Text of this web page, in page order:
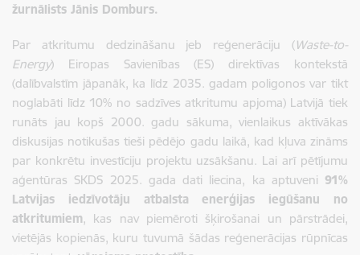
žurnālists Jānis Domburs.
Par atkritumu dedzināšanu jeb reģenerāciju (Waste-to-
Energy) Eiropas Savienības (ES) direktīvas kontekstā
(dalībvalstīm jāpanāk, ka līdz 2035. gadam poligonos var tikt
noglabāti līdz 10% no sadzīves atkritumu apjoma) Latvijā tiek
runāts jau kopš 2000. gadu sākuma, vienlaikus aktīvākas
diskusijas notikušas tieši pēdējo gadu laikā, kad kļuva zināms
par konkrētu investīciju projektu uzsākšanu. Lai arī pētījumu
aģentūras SKDS 2025. gada dati liecina, ka aptuveni 91%
Latvijas iedzīvotāju atbalsta enerģijas iegūšanu no
atkritumiem, kas nav piemēroti šķirošanai un pārstrādei,
vietējās kopienās, kuru tuvumā šādas reģenerācijas rūpnīcas